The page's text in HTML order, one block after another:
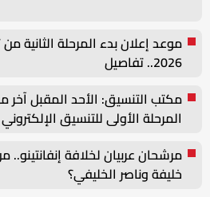
موعد إعلان بدء المرحلة الثانية
2026.. تفاصيل
مكتب التنسيق: الأحد المقبل آخر
المرحلة الأولى للتنسيق الإلكتروني
مرشحان عربيان لخلافة
خليفة وناصر الخليفي؟